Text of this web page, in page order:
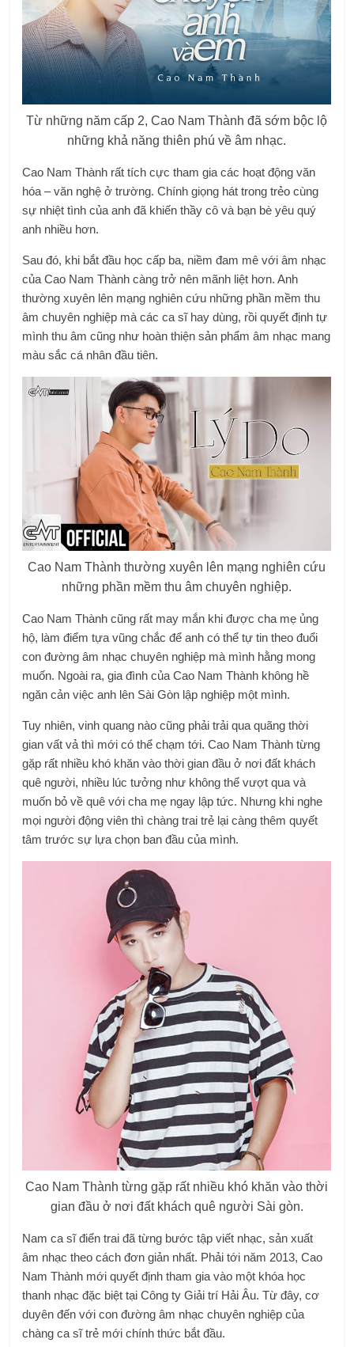
Từ những năm cấp 2, Cao Nam Thành đã sớm bộc lộ
những khả năng thiên phú về âm nhạc.
Cao Nam Thành rất tích cực tham gia các hoạt động văn
hóa – văn nghệ ở trường. Chính giọng hát trong trẻo cùng
sự nhiệt tình của anh đã khiến thầy cô và bạn bè yêu quý
anh nhiều hơn.
Sau đó, khi bắt đầu học cấp ba, niềm đam mê với âm nhạc
của Cao Nam Thành càng trở nên mãnh liệt hơn. Anh
thường xuyên lên mạng nghiên cứu những phần mềm thu
âm chuyên nghiệp mà các ca sĩ hay dùng, rồi quyết định tự
mình thu âm cũng như hoàn thiện sản phẩm âm nhạc mang
màu sắc cá nhân đầu tiên.
Cao Nam Thành thường xuyên lên mạng nghiên cứu
những phần mềm thu âm chuyên nghiệp.
Cao Nam Thành cũng rất may mắn khi được cha mẹ ủng
hộ, làm điểm tựa vũng chắc để anh có thể tự tin theo đuổi
con đường âm nhạc chuyên nghiệp mà mình hằng mong
muốn. Ngoài ra, gia đình của Cao Nam Thành không hề
ngăn cản việc anh lên Sài Gòn lập nghiệp một mình.
Tuy nhiên, vinh quang nào cũng phải trải qua quãng thời
gian vất vả thì mới có thể chạm tới. Cao Nam Thành từng
gặp rất nhiều khó khăn vào thời gian đầu ở nơi đất khách
quê người, nhiều lúc tưởng như không thể vượt qua và
muốn bỏ về quê với cha mẹ ngay lập tức. Nhưng khi nghe
mọi người động viên thì chàng trai trẻ lại càng thêm quyết
tâm trước sự lựa chọn ban đầu của mình.
Cao Nam Thành từng gặp rất nhiều khó khăn vào thời
gian đầu ở nơi đất khách quê người Sài gòn.
Nam ca sĩ điển trai đã từng bước tập viết nhạc, sản xuất
âm nhạc theo cách đơn giản nhất. Phải tới năm 2013, Cao
Nam Thành mới quyết định tham gia vào một khóa học
thanh nhạc đặc biệt tại Công ty Giải trí Hải Âu. Từ đây, cơ
duyên đến với con đường âm nhạc chuyên nghiệp của
chàng ca sĩ trẻ mới chính thức bắt đầu.